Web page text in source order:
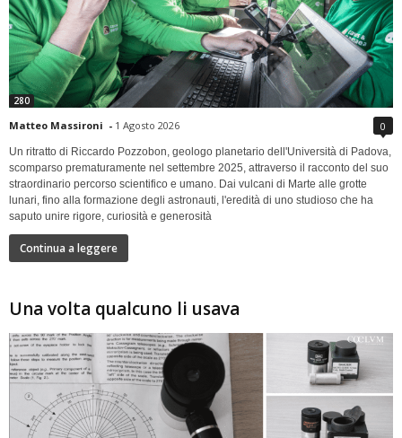
280
Matteo Massironi - 1 Agosto 2026 0
Un ritratto di Riccardo Pozzobon, geologo planetario dell'Università di Padova,
scomparso prematuramente nel settembre 2025, attraverso il racconto del suo
straordinario percorso scientifico e umano. Dai vulcani di Marte alle grotte
lunari, fino alla formazione degli astronauti, l'eredità di uno studioso che ha
saputo unire rigore, curiosità e generosità
Continua a leggere
Una volta qualcuno li usava